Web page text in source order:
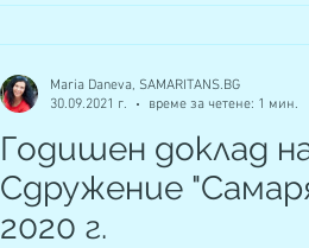
Годишен доклад
Сдружение
2020 г.
Maria Daneva, SAMARITANS.BG
30.09.2021 г.
време за четене: 1 мин.